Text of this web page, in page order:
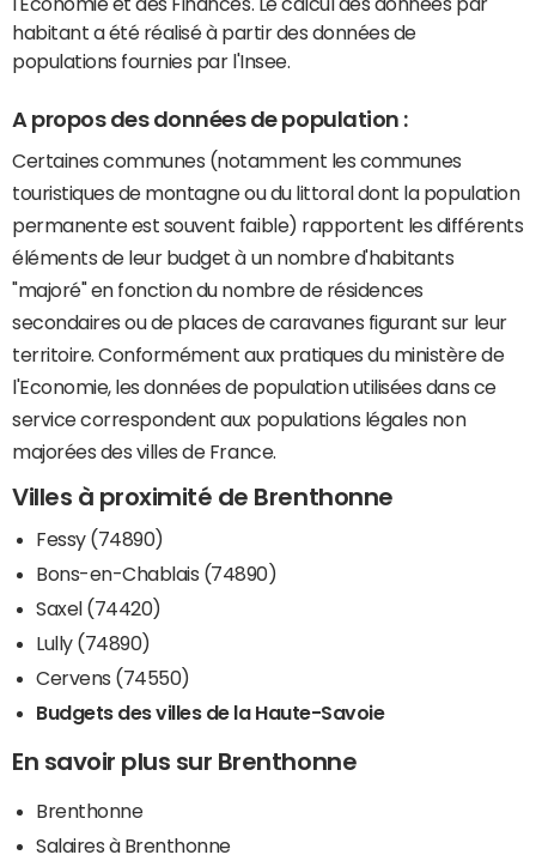
habitant a été réalisé à partir des données de
populations fournies par l'Insee.
A propos des données de population :
Certaines communes (notamment les communes
touristiques de montagne ou du littoral dont la population
permanente est souvent faible) rapportent les différents
éléments de leur budget à un nombre d'habitants
"majoré" en fonction du nombre de résidences
secondaires ou de places de caravanes figurant sur leur
territoire. Conformément aux pratiques du ministère de
l'Economie, les données de population utilisées dans ce
service correspondent aux populations légales non
majorées des villes de France.
Villes à proximité de Brenthonne
Fessy (74890)
Bons-en-Chablais (74890)
Saxel (74420)
Lully (74890)
Cervens (74550)
Budgets des villes de la Haute-Savoie
En savoir plus sur Brenthonne
Brenthonne
Salaires à Brenthonne